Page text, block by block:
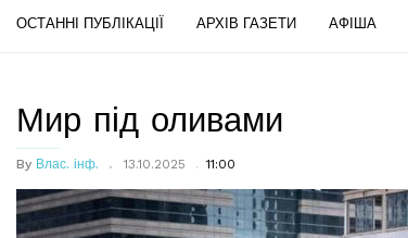
ОСТАННІ ПУБЛІКАЦІЇ АРХІВ ГАЗЕТИ АФІША
Мир під оливами
By Влас. інф. 13.10.2025 11:00